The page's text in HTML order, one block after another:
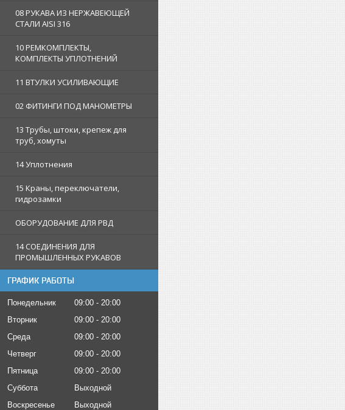
08 РУКАВА ИЗ НЕРЖАВЕЮЩЕЙ
СТАЛИ AISI 316
10 РЕМКОМПЛЕКТЫ,
КОМПЛЕКТЫ УПЛОТНЕНИЙ
11 ВТУЛКИ УСИЛИВАЮЩИЕ
02 ФИТИНГИ ПОД МАНОМЕТРЫ
13 Трубы, штоки, крепеж для
труб, хомуты
14 Уплотнения
15 Краны, переключатели,
гидрозамки
ОБОРУДОВАНИЕ ДЛЯ РВД
14 СОЕДИНЕНИЯ ДЛЯ
ПРОМЫШЛЕННЫХ РУКАВОВ
ГРАФИК РАБОТЫ
Понедельник 09:00
20:00
Вторник
09:00
20:00
Среда
09:00
20:00
Четверг
09:00
20:00
Пятница
09:00
20:00
Суббота
Выходной
Воскресенье
Выходной